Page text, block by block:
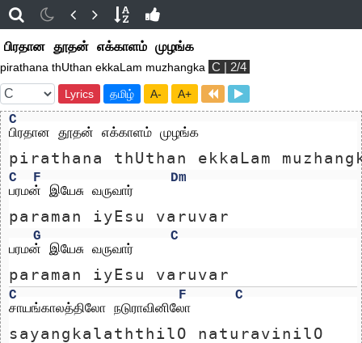
பிரதான தூதன் எக்காளம் முழங்க
pirathana thUthan ekkaLam muzhangka C | 2/4
Lyrics தமிழ் A- A+
C
பிரதான தூதன் எக்காளம் முழங்க
pirathana thUthan ekkaLam
C F
Dm
பரமன் இயேசு வருவார்
paraman iyEsu varuvar
G
C
பரமன் இயேசு வருவார்
paraman iyEsu varuvar
C F
C
சாயங்காலத்திலோ நடுராவினிலோ
sayangkalaththilO naturavinilO